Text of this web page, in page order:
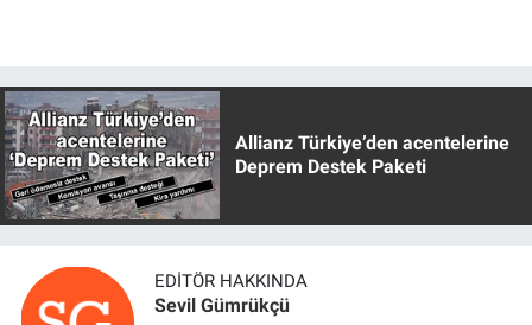
Allianz Türkiye’den acentelerine
Deprem Destek Paketi
EDITÖR HAKKINDA
Sevil Gümrükçü